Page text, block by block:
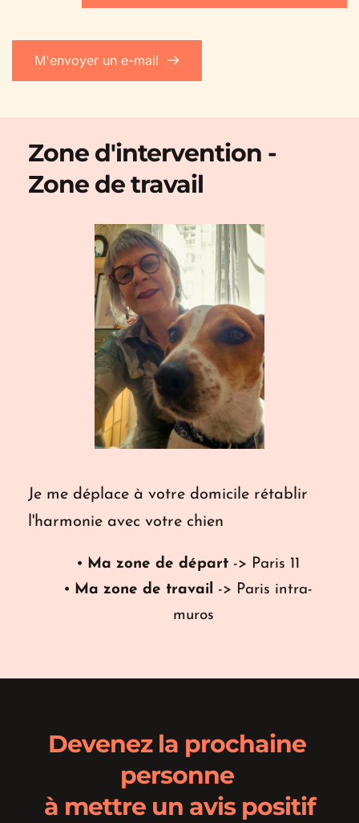
M'envoyer un e-mail
Zone d'intervention -
Zone de travail
Je me déplace à votre domicile rétablir
l'harmonie avec votre chien
Ma zone de départ -> Paris 11
Ma zone de travail -> Paris intra-
muros
Devenez la prochaine
personne
à mettre un avis positif